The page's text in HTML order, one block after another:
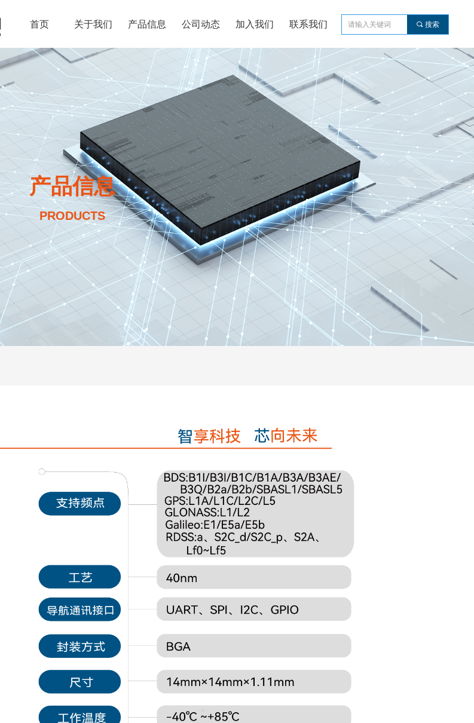
首页 关于我们 产品信息 公司动态 加入我们 联系我们 끠 搜索
产品信息
PRODUCTS